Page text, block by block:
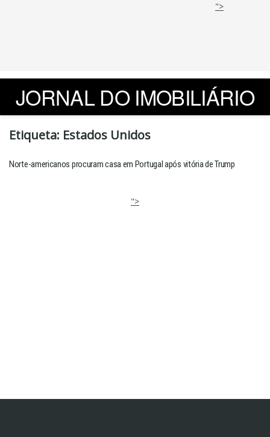
">
JORNAL DO IMOBILIÁRIO
Etiqueta: Estados Unidos
Norte-americanos procuram casa em Portugal após vitória de Trump
">